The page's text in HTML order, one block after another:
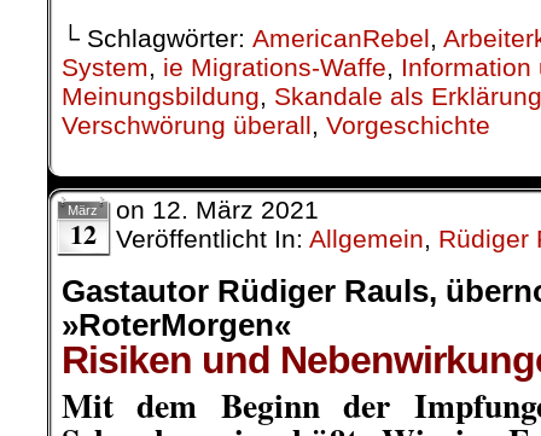
└ Schlagwörter: AmericanRebel
System
ie Migrations-Waffe
Information
Meinungsbildung
Skandale als
Verschwörung überall Vorgeschichte
März
12
on 12. März 2021
Veröffentlicht In: Allgemein Rüdiger
Gastautor Rüdiger Rauls,
»RoterMorgen«
Risiken und
Mit dem Beginn der